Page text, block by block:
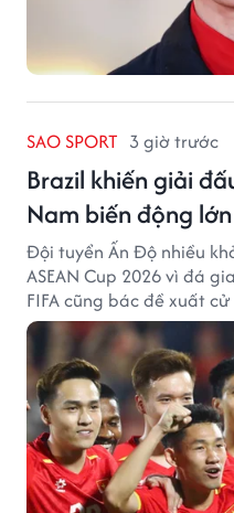
SAO SPORT 3 giờ trước
Brazil khiến giải
Nam biến động lớn
Đội tuyển Ấn Độ nhiều
ASEAN Cup 2026 vì đá
FIFA cũng bác đề xuất
tuyển quốc gia.